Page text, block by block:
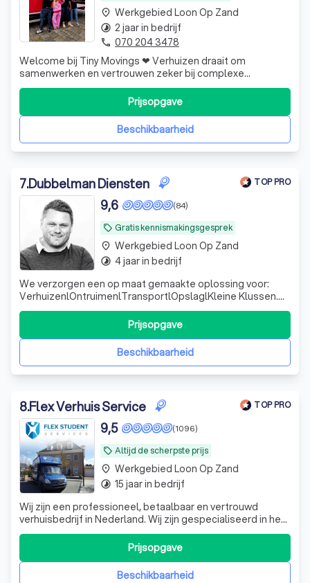
Welcome bij Tiny Movings ❤ Verhuizen draait om
samenwerken en vertrouwen zeker bij complexe
verhuizingen! Klantbeleving staat bij ons op nummer 1. Hoe
hoger de verwachting hoe leuker ons werk..!!!!
Beschikbaarheid
Prijsopgave
place Werkgebied Loon Op Zand
timelapse 2 jaar in bedrijf
phone 070 204 3478
7.Dubbelman Diensten TOP PRO
local_offer Gratis kennismakingsgesprek
(84)
9,6
We verzorgen een op maat gemaakte oplossing voor:
VerhuizenlOntruimenlTransportlOpslaglKleine Klussen.
Alle benodigde middelen en medewerkers voor de juiste
klus in huis. www.dubbelmandiensten.nl.
Beschikbaarheid
Prijsopgave
place Werkgebied Loon Op Zand
timelapse 4 jaar in bedrijf
8.Flex Verhuis Service TOP PRO
local_offer Altijd de scherpste prijs
(1096)
9,5
Wij zijn een professioneel, betaalbaar en vertrouwd
verhuisbedrijf in Nederland. Wij zijn gespecialiseerd in het
verhuizen van zakelijke en particuliere inboedels tegen de
scherpste prijzen. Tot op heden konden wij meer dan
8000 tevreden klanten goedkoop verhuizen met ons
verhuisbedrijf. Onze 13-jaBeschikbaarheid
Prijsopgave
place Werkgebied Loon Op Zand
timelapse 15 jaar in bedrijf